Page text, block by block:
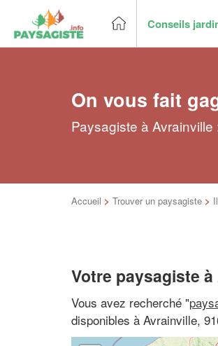
Conseils
On vous fait
Paysagiste à
Accueil > Trouver un paysagiste >
Votre paysagiste
Vous avez recherché "
disponibles à Avrainville,